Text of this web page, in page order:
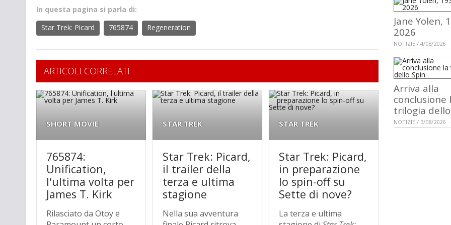
In questa pagina si parla di:
Star Trek: Picard
765874 Regeneration
ARTICOLI CORRELATI
SHORT MOVIE
765874:
Unification,
l'ultima volta per
James T. Kirk
Rilasciato da Otoy e
STAR TREK
Star Trek: Picard,
il trailer della
terza e ultima
stagione
Nella sua avventura
STAR TREK
Star Trek: Picard,
in preparazione
lo spin-off su
Sette di nove?
La terza e ultima
Jane Yolen,
2026
NOTIZIE / 4/08/2026
Arriva alla
conclusione
trilogia
NOTIZIE / 3/08/2026